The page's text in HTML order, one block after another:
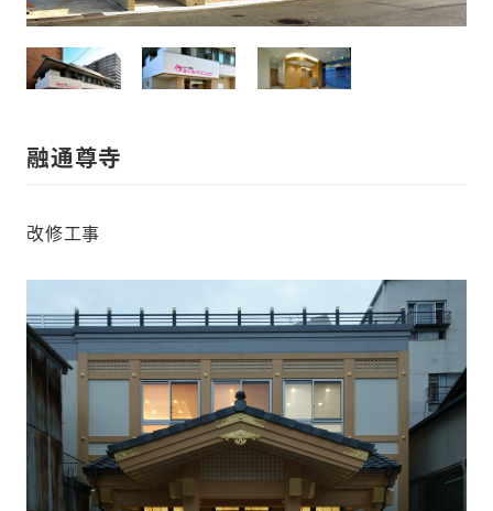
融通尊寺
改修工事